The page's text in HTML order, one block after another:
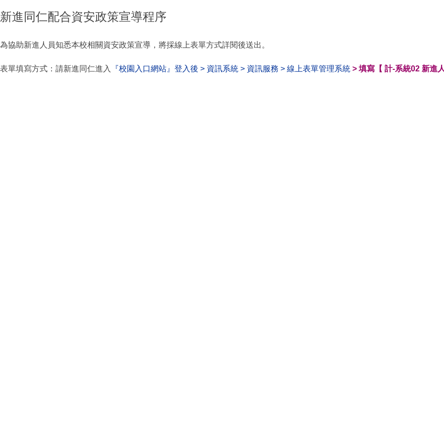
新進同仁配合資安政策宣導程序
為協助新進人員知悉本校相關資安政策宣導，將採線上表單方式詳閱後送出。
表單填寫方式：請新進同仁進入 『校園入口網站』登入後 > 資訊系統 > 資訊服務 > 線上表單管理系統 > 填寫【 計-系統02 新進